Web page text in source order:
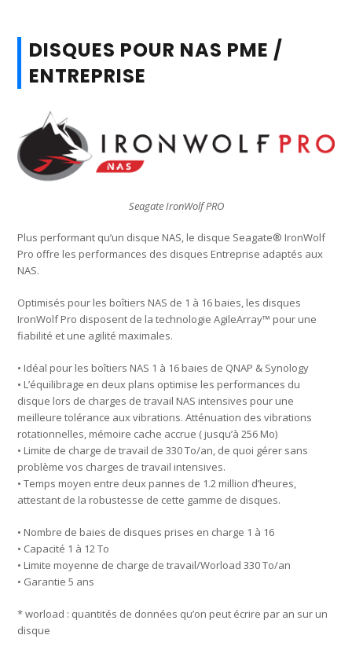
DISQUES POUR NAS PME /
ENTREPRISE
Seagate IronWolf PRO
Plus performant qu’un disque NAS, le disque Seagate® IronWolf
Pro offre les performances des disques Entreprise adaptés aux
NAS.
Optimisés pour les boîtiers NAS de 1 à 16 baies, les disques
IronWolf Pro disposent de la technologie AgileArray™ pour une
fiabilité et une agilité maximales.
• Idéal pour les boîtiers NAS 1 à 16 baies de QNAP & Synology
• L’équilibrage en deux plans optimise les performances du
disque lors de charges de travail NAS intensives pour une
meilleure tolérance aux vibrations. Atténuation des vibrations
rotationnelles, mémoire cache accrue ( jusqu’à 256 Mo)
• Limite de charge de travail de 330 To/an, de quoi gérer sans
problème vos charges de travail intensives.
• Temps moyen entre deux pannes de 1.2 million d’heures,
attestant de la robustesse de cette gamme de disques.
• Nombre de baies de disques prises en charge 1 à 16
• Capacité 1 à 12 To
• Limite moyenne de charge de travail/Worload 330 To/an
• Garantie 5 ans
* worload : quantités de données qu’on peut écrire par an sur un
disque